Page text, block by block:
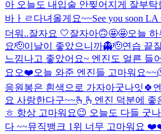
아 오늘도 내입술 안찢어지게 잘부탁
바ㅏㄹ 다녀올게요~~See you soon
더워..잘자요 🤍잘자아🙃🤩🤩오늘
요🫡이날이 좋았으니까👻🫡연습 끝
느낌나고 좋았어요~ 엔진도 얼른 들
요오❤️오늘 와준 엔진들 고마워요
응원봉은 흰색으로 가자아굿나잇🍀
요 사랑한다구~~🫰🫰 엔진 덕분에 좋
ㅎ 항상 고마워요😉 오늘도 다들 굿
다 ~~뮤직뱅크 1위 너무 고마워요